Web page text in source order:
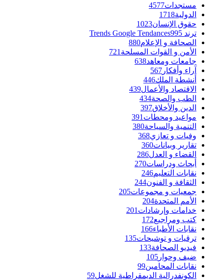
مستجدات4577
الدولية1718
حقوق الإنسان1023
ترند Trends Google Tendances 995
الصحافة و الإعلام880
الأمن و القوات المسلحة 721
جامعات ومعاهد638
آراء وأفكار 567
أنشطة الملك446
الاقتصاد والأعمال439
الطب والصحة434
الدين والأخلاق397
مواعيد ومحطات 391
التنمية والسياحة380
وفيات و تعازي368
تقارير وبيانات360
القضاء و العدل286
أبحاث ودراسات270
نقابات التعليم246
الثقافة و الفنون244
جمعيات و مجموعات205
الأمم المتحدة204
خدامات وإرشادات 201
كتب ومراجيع172
نقابات الأطباء166
ترقيات و توشيحات135
فيديو الصحافة133
ضيف وحوار 105
نقابات المحامين99
الكونفدرالية الديمقراطية للشغل59